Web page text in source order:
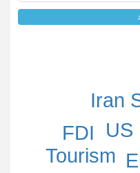
Iran
Tourism
FDI
US